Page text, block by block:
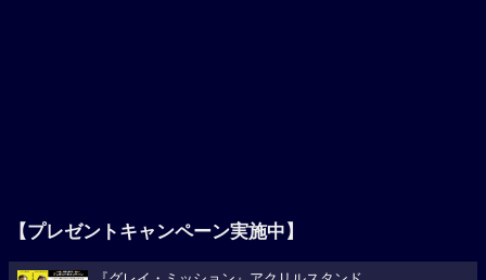
【プレゼントキャンペーン実施中】